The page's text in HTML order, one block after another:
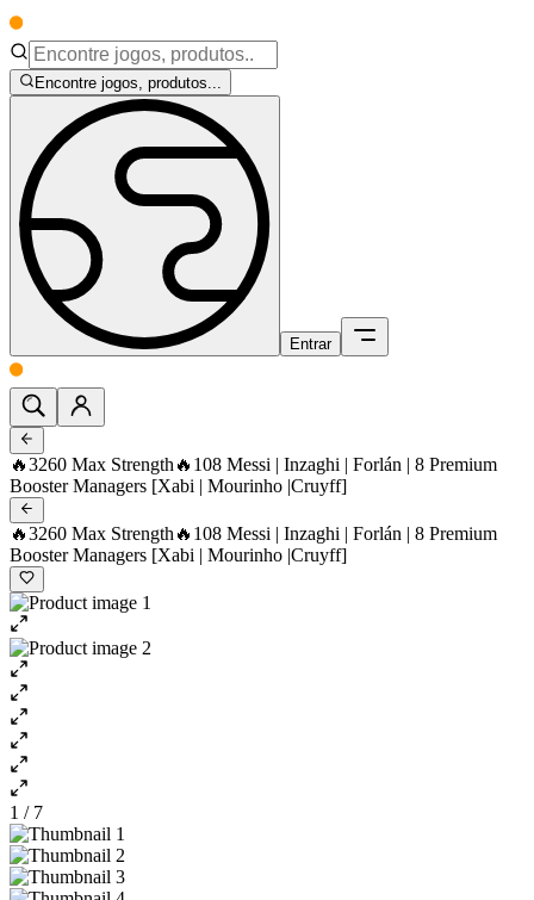
Encontre jogos, produtos...
Entrar
🔥3260 Max Strength🔥108 Messi | Inzaghi | Forlán | 8 Premium
Booster Managers [Xabi | Mourinho |Cruyff]
🔥3260 Max Strength🔥108 Messi | Inzaghi | Forlán | 8 Premium
Booster Managers [Xabi | Mourinho |Cruyff]
1 / 7